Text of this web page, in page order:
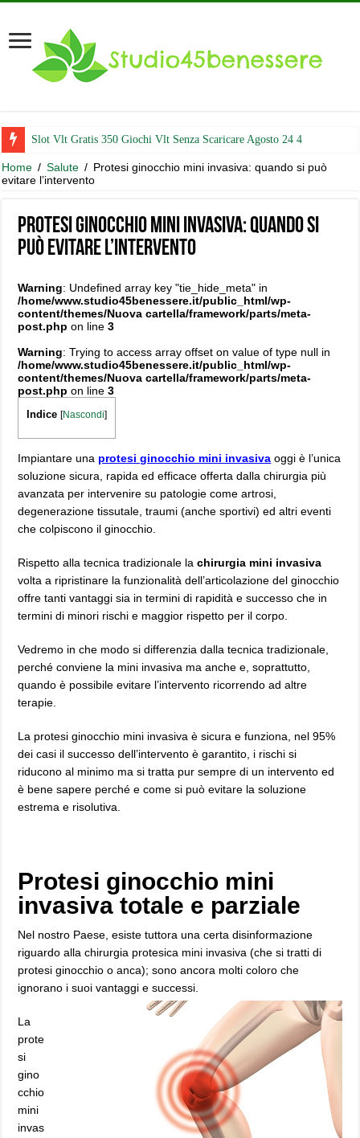
Slot Vlt Gratis 350 Giochi Vlt Senza Scaricare Agosto 24 4
Home / Salute / Protesi ginocchio mini invasiva: quando si può
evitare l’intervento
Protesi ginocchio mini invasiva: quando si
può evitare l’intervento
Warning: Undefined array key "tie_hide_meta" in
/home/www.studio45benessere.it/public_html/wp-
content/themes/Nuova cartella/framework/parts/meta-
post.php on line3
Warning: Trying to access array offset on value of type null in
/home/www.studio45benessere.it/public_html/wp-
content/themes/Nuova cartella/framework/parts/meta-
post.php on line3
Indice [Nascondi]
Impiantare una protesi ginocchio mini invasiva oggi è l’unica
soluzione sicura, rapida ed efficace offerta dalla chirurgia più
avanzata per intervenire su patologie come artrosi,
degenerazione tissutale, traumi (anche sportivi) ed altri eventi
che colpiscono il ginocchio.
Rispetto alla tecnica tradizionale lachirurgia mini invasiva
volta a ripristinare la funzionalità dell’articolazione del ginocchio
offre tanti vantaggi sia in termini di rapidità e successo che in
termini di minori rischi e maggior rispetto per il corpo.
Vedremo in che modo si differenzia dalla tecnica tradizionale,
perché conviene la mini invasiva ma anche e, soprattutto,
quando è possibile evitare l’intervento ricorrendo ad altre
terapie.
La protesi ginocchio mini invasiva è sicura e funziona, nel 95%
dei casi il successo dell’intervento è garantito, i rischi si
riducono al minimo ma si tratta pur sempre di un intervento ed
è bene sapere perché e come si può evitare la soluzione
estrema e risolutiva.
Protesi ginocchio mini
invasiva totale e parziale
Nel nostro Paese, esiste tuttora una certa disinformazione
riguardo alla chirurgia protesica mini invasiva (che si tratti di
protesi ginocchio o anca); sono ancora molti coloro che
ignorano i suoi vantaggi e successi.
La
prote
si
gino
cchio
mini
invas